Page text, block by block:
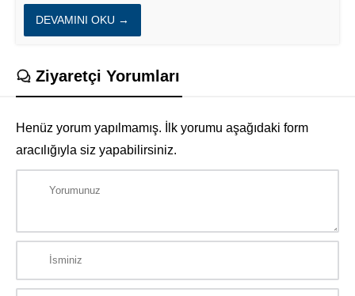
DEVAMINI OKU →
Ziyaretçi Yorumları
Henüz yorum yapılmamış. İlk yorumu aşağıdaki form
aracılığıyla siz yapabilirsiniz.